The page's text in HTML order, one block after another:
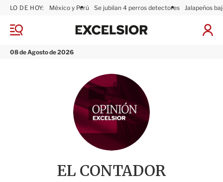
M
n
08 de Agosto de 2026
LO DE HOY: México y Perú Se jubilan 4 perros detectores Jalapeños
I
x
r
EL CONTADOR